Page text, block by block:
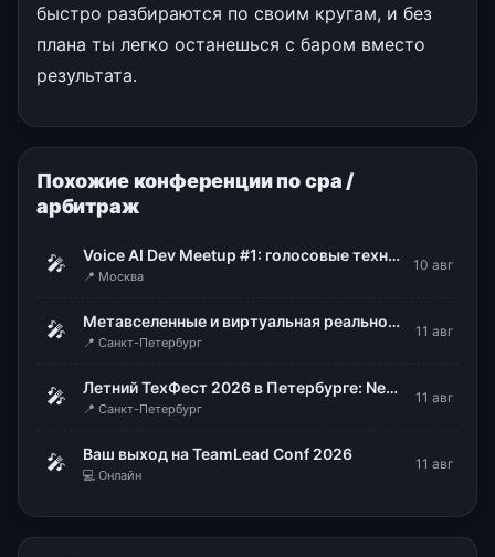
быстро разбираются по своим кругам, и без
плана ты легко останешься с баром вместо
результата.
Похожие конференции по cpa /
арбитраж
🎤 Voice AI Dev Meetup #1: голосовые технологии в продакшене
📍 Москва
10 авг
🎤 Метавселенные и виртуальная реальность: мода или рабочий инструмент
📍 Санкт-Петербург
11 авг
🎤 Летний ТехФест 2026 в Петербурге: Nexign
📍 Санкт-Петербург
11 авг
🎤 Ваш выход на TeamLead Conf 2026
💻 Онлайн
11 авг